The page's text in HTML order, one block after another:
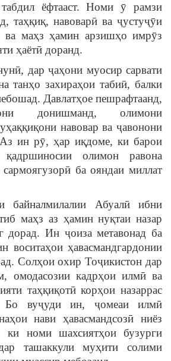
ёфтааст. Номи ӯ рамзи
таҳқиқ, навоварӣ ва ҷустуҷӯи
ва маҳз ҳамин арзишҳо имрӯз
ҳаётӣ доранд.
дар ҷаҳони муосир сарвати
танҳо захираҳои табиӣ, балки
Давлатҳое пешрафтаанд,
донишманд, олимони
навовар ва ҷавонони
ин рӯ, ҳар иқдоме, ки барои
олимон равона
ба ояндаи миллат
байналмилалии Абуалӣ ибни
маҳз аз ҳамин нуқтаи назар
дорад. Ин ҷоиза метавонад ба
воситаҳои ҳавасмандгардонии
Солҳои охир Тоҷикистон дар
омодасозии кадрҳои илмӣ ва
таҳқиқотӣ корҳои назаррас
Бо вуҷуди ин, ҷомеаи илмӣ
нави ҳавасмандсозӣ ниёз
ки номи шахсиятҳои бузурги
ташаккули муҳити солими